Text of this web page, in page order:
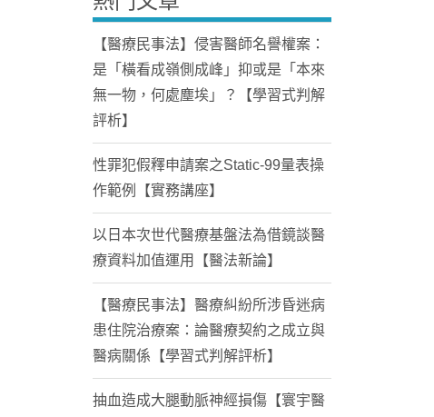
【醫療民事法】侵害醫師名譽權案：
是「橫看成嶺側成峰」抑或是「本來
無一物，何處塵埃」？【學習式判解
評析】
性罪犯假釋申請案之Static-99量表操
作範例【實務講座】
以日本次世代醫療基盤法為借鏡談醫
療資料加值運用【醫法新論】
【醫療民事法】醫療糾紛所涉昏迷病
患住院治療案：論醫療契約之成立與
醫病關係【學習式判解評析】
抽血造成大腿動脈神經損傷【寰宇醫